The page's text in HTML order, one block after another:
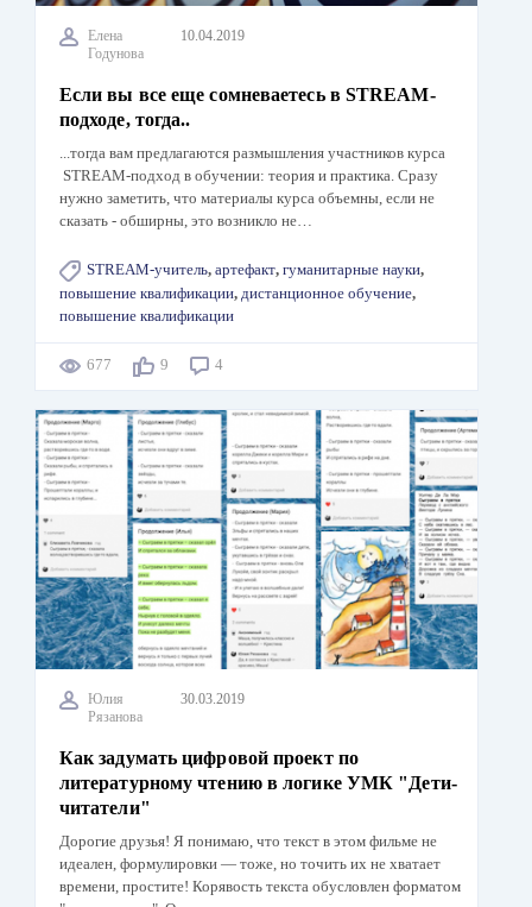
Елена
Годунова
10.04.2019
Если вы все еще сомневаетесь в STREAM-
подходе, тогда..
...тогда вам предлагаются размышления участников курса
STREAM-подход в обучении: теория и практика. Сразу
нужно заметить, что материалы курса объемны, если не
сказать - обширны, это возникло не…
STREAM-учитель, артефакт, гуманитарные науки,
повышение квалификации, дистанционное обучение,
повышение квалификации
677 9 4
Юлия
Рязанова
30.03.2019
Как задумать цифровой проект по
литературному чтению в логике УМК "Дети-
читатели"
Дорогие друзья! Я понимаю, что текст в этом фильме не
идеален, формулировки — тоже, но точить их не хватает
времени, простите! Корявость текста обусловлен форматом